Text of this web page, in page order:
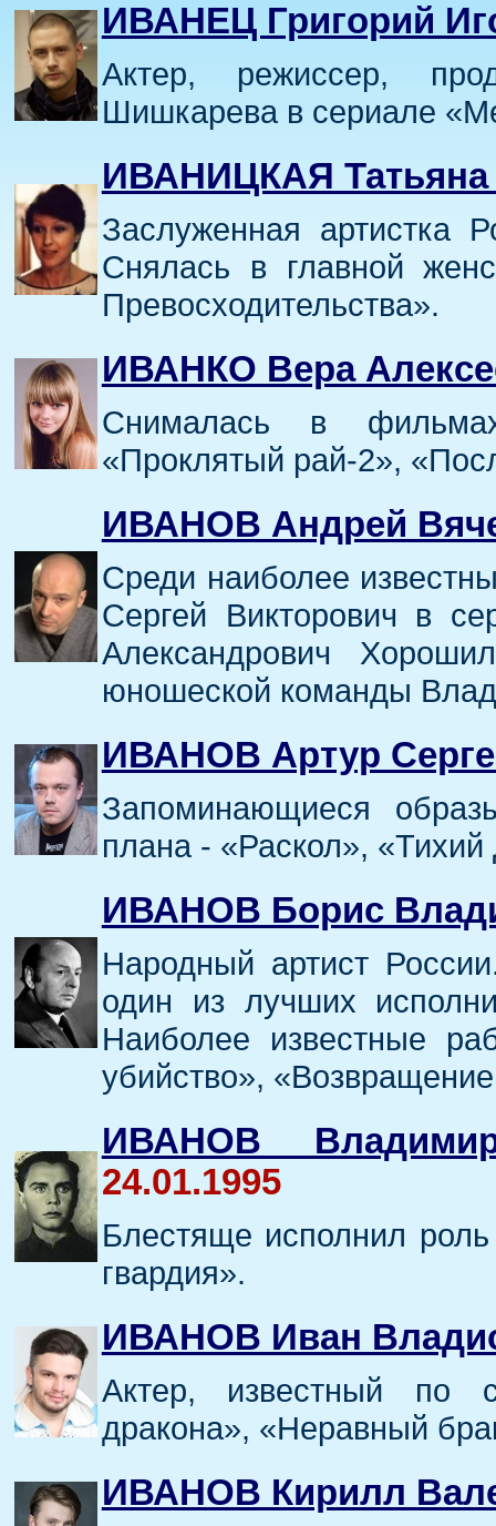
ИВАНЕЦ Григорий
Актер, режиссер,
Шишкарева в сериале
ИВАНИЦКАЯ Татьяна
Заслуженная артистка
Снялась в главной
Превосходительства».
ИВАНКО Вера
Снималась в
«Проклятый рай-2»,
ИВАНОВ Андрей
Среди наиболее
Сергей Викторович в
Александрович
юношеской команды
ИВАНОВ Артур
Запоминающиеся
плана - «Раскол»,
ИВАНОВ Борис
Народный артист
один из лучших
Наиболее известные
убийство»,
ИВАНОВ
24.01.1995
Блестяще исполнил
гвардия».
ИВАНОВ Иван
Актер, известный по
дракона», «Неравный
ИВАНОВ Кирилл